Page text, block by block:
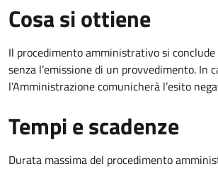
Cosa si ottiene
Il procedimento amministrativo si
senza l’emissione di un provvedimento. In
l’Amministrazione comunicherà l’esito
Tempi e scadenze
Durata massima del procedimento